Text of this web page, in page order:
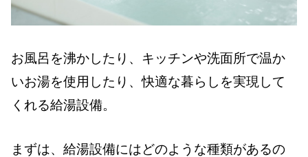
お風呂を沸かしたり、キッチンや洗面所で温か
いお湯を使用したり、快適な暮らしを実現して
くれる給湯設備。
まずは、給湯設備にはどのような種類があるの